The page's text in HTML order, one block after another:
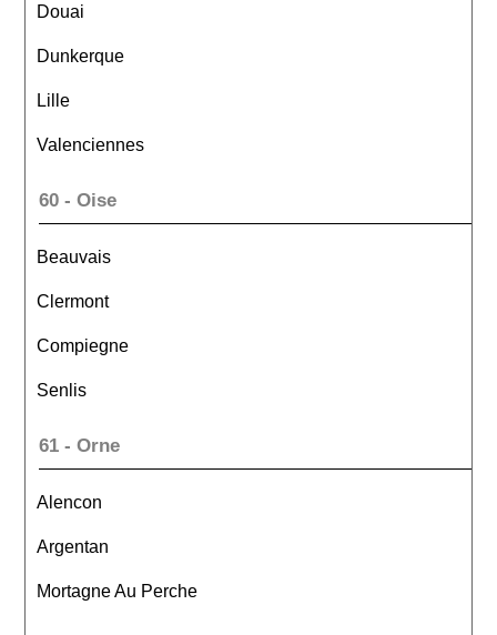
Douai
Dunkerque
Lille
Valenciennes
60 - Oise
Beauvais
Clermont
Compiegne
Senlis
61 - Orne
Alencon
Argentan
Mortagne Au Perche